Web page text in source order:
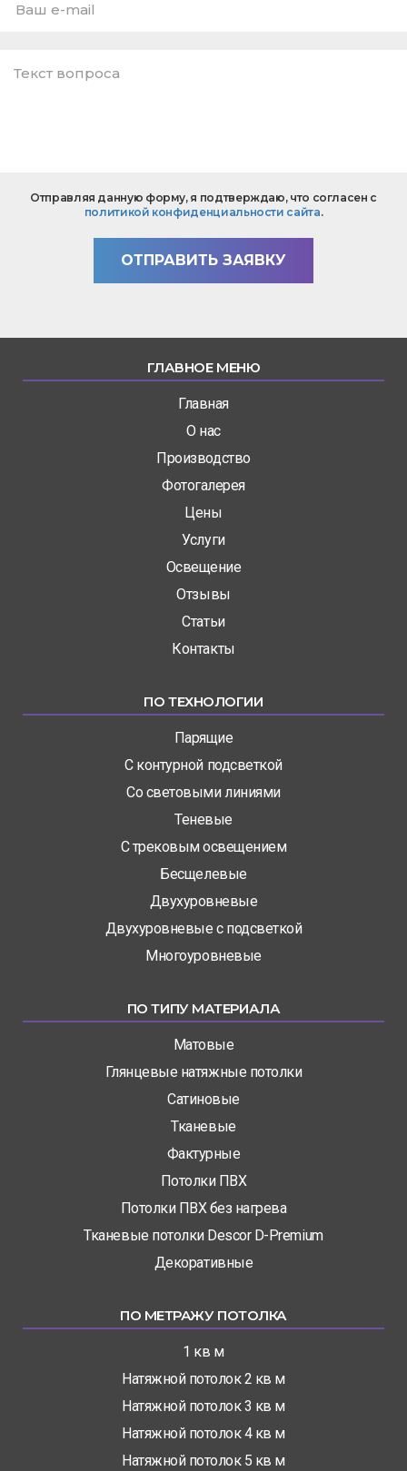
mail
вопроса
Отправляя данную форму, я подтверждаю, что согласен с
политикой конфиденциальности сайта.
ОТПРАВИТЬ ЗАЯВКУ
ГЛАВНОЕ МЕНЮ
Главная
О нас
Производство
Фотогалерея
Цены
Услуги
Освещение
Отзывы
Статьи
Контакты
ПО ТЕХНОЛОГИИ
Парящие
С контурной подсветкой
Со световыми линиями
Теневые
С трековым освещением
Бесщелевые
Двухуровневые
Двухуровневые с подсветкой
Многоуровневые
ПО ТИПУ МАТЕРИАЛА
Матовые
Глянцевые натяжные потолки
Сатиновые
Тканевые
Фактурные
Потолки ПВХ
Потолки ПВХ без нагрева
Тканевые потолки Descor D-Premium
Декоративные
ПО МЕТРАЖУ ПОТОЛКА
1 кв м
Натяжной потолок 2 кв м
Натяжной потолок 3 кв м
Натяжной потолок 4 кв м
Натяжной потолок 5 кв м